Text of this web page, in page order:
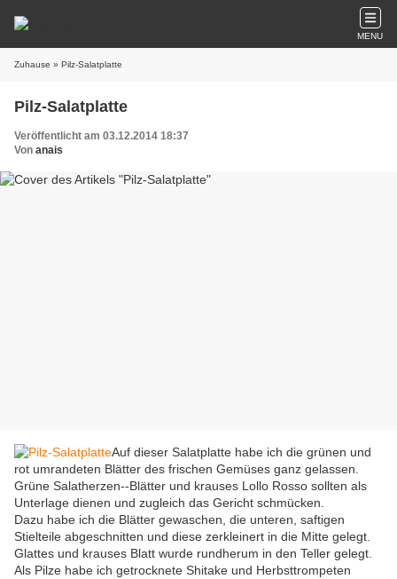
MENU
Zuhause » Pilz-Salatplatte
Pilz-Salatplatte
Veröffentlicht am 03.12.2014 18:37
Von anais
Auf dieser Salatplatte habe ich die grünen und
rot umrandeten Blätter des frischen Gemüses ganz gelassen.
Grüne Salatherzen--Blätter und krauses Lollo Rosso sollten als
Unterlage dienen und zugleich das Gericht schmücken.
Dazu habe ich die Blätter gewaschen, die unteren, saftigen
Stielteile abgeschnitten und diese zerkleinert in die Mitte gelegt.
Glattes und krauses Blatt wurde rundherum in den Teller gelegt.
Als Pilze habe ich getrocknete Shitake und Herbsttrompeten